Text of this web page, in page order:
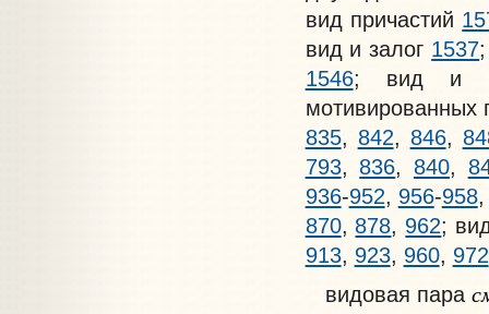
вид причастий
вид и залог 1537
1546; вид и
мотивированных
835, 842, 846,
793, 836, 840,
936-952, 956-958
870, 878, 962;
913, 923, 960, 972
видовая пара